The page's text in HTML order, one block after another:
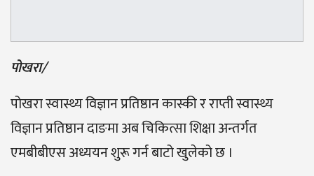
पोखरा/
पोखरा स्वास्थ्य विज्ञान प्रतिष्ठान कास्की र राप्ती स्वास्थ्य
विज्ञान प्रतिष्ठान दाङमा अब चिकित्सा शिक्षा अन्तर्गत
एमबीबीएस अध्ययन शुरू गर्न बाटो खुलेको छ ।